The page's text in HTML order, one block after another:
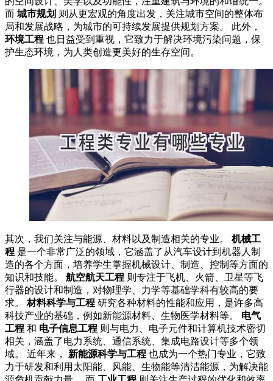
而 城市规划 则从更宏观的角度出发，关注城市空间的整体布
局和发展战略，为城市的可持续发展提供规划方案。 此外，
环境工程 也日益受到重视，它致力于解决环境污染问题，保
护生态环境，为人类创造更美好的生存空间。
其次，我们关注与能源、材料以及制造相关的专业。 机械工
程 是一个非常广泛的领域，它涵盖了从汽车设计到机器人制
造的各个方面，培养学生掌握机械设计、制造、控制等方面的
知识和技能。 航空航天工程 则专注于飞机、火箭、卫星等飞
行器的设计和制造，对物理学、力学等基础学科有较高的要
求。材料科学与工程 研究各种材料的性能和应用，是许多高
科技产业的基础，例如新能源材料、生物医学材料等。 电气
工程 和 电子信息工程 则与电力、电子元件和计算机技术密切
相关，涵盖了电力系统、通信系统、集成电路设计等多个领
域。 近年来， 新能源科学与工程 也成为一个热门专业，它致
力于研发和利用太阳能、风能、生物能等清洁能源，为解决能